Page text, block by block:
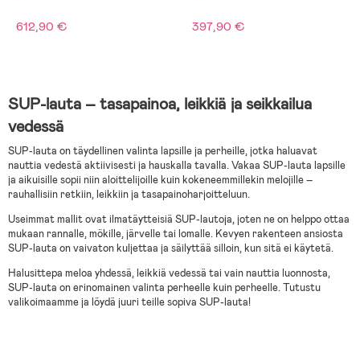
612,90 € 397,90 €
SUP-lauta – tasapainoa, leikkiä ja seikkailua
vedessä
SUP-lauta on täydellinen valinta lapsille ja perheille, jotka haluavat
nauttia vedestä aktiivisesti ja hauskalla tavalla. Vakaa SUP-lauta lapsille
ja aikuisille sopii niin aloittelijoille kuin kokeneemmillekin melojille –
rauhallisiin retkiin, leikkiin ja tasapainoharjoitteluun.
Useimmat mallit ovat ilmatäytteisiä SUP-lautoja, joten ne on helppo ottaa
mukaan rannalle, mökille, järvelle tai lomalle. Kevyen rakenteen ansiosta
SUP-lauta on vaivaton kuljettaa ja säilyttää silloin, kun sitä ei käytetä.
Halusittepa meloa yhdessä, leikkiä vedessä tai vain nauttia luonnosta,
SUP-lauta on erinomainen valinta perheelle kuin perheelle. Tutustu
valikoimaamme ja löydä juuri teille sopiva SUP-lauta!